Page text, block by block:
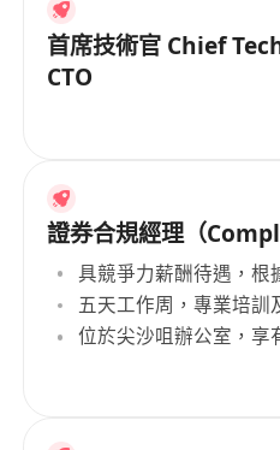
首席技術官 Chief Technology Officer /
CTO
證券合規經理（
具競爭力薪酬待遇，根
五天工作周，專業培訓
位於尖沙咀辦公室，享